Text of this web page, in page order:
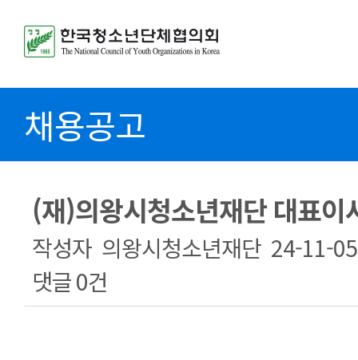
채용공고
(재)의왕시청소년재단 대표이
작성자 의왕시청소년재단 24-11-
댓글0건